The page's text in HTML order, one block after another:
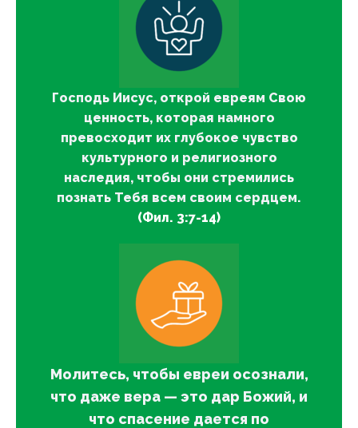
Господь Иисус, открой евреям Свою
ценность, которая намного
превосходит их глубокое чувство
культурного и религиозного
наследия, чтобы они стремились
познать Тебя всем своим сердцем.
(Фил. 3:7-14)
Молитесь, чтобы евреи осознали,
что даже вера — это дар Божий, и
что спасение дается по